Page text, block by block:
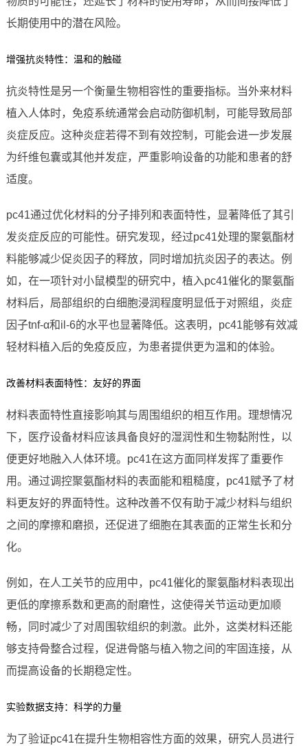
长期使用中的潜在风险。
增强抗炎特性：温和的触碰
抗炎特性是另一个衡量生物相容性的重要指标。当外来材料
植入人体时，免疫系统通常会启动防御机制，可能导致局部
炎症反应。这种炎症若得不到有效控制，可能会进一步发展
为纤维包囊或其他并发症，严重影响设备的功能和患者的舒
适度。
pc41通过优化材料的分子排列和表面特性，显著降低了其引
发炎症反应的可能性。研究发现，经过pc41处理的聚氨酯材
料能够减少促炎因子的释放，同时增加抗炎因子的表达。例
如，在一项针对小鼠模型的研究中，植入pc41催化的聚氨酯
材料后，局部组织的白细胞浸润程度明显低于对照组，炎症
因子tnf-α和il-6的水平也显著降低。这表明，pc41能够有效减
轻材料植入后的免疫反应，为患者提供更为温和的体验。
改善材料表面特性：友好的界面
材料表面特性直接影响其与周围组织的相互作用。理想情况
下，医疗设备材料应该具备良好的湿润性和生物黏附性，以
便更好地融入人体环境。pc41在这方面同样发挥了重要作
用。通过调控聚氨酯材料的表面能和粗糙度，pc41赋予了材
料更友好的界面特性。这种改善不仅有助于减少材料与组织
之间的摩擦和磨损，还促进了细胞在其表面的正常生长和分
化。
例如，在人工关节的应用中，pc41催化的聚氨酯材料表现出
更低的摩擦系数和更高的耐磨性，这使得关节运动更加顺
畅，同时减少了对周围软组织的刺激。此外，这类材料还能
够支持骨整合过程，促进骨骼与植入物之间的牢固连接，从
而提高设备的长期稳定性。
实验数据支持：科学的力量
为了验证pc41在提升生物相容性方面的效果，研究人员进行